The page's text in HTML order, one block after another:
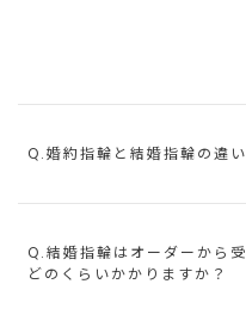
Q.婚約指輪と結婚指輪の違
Q.結婚指輪はオーダーから
どのくらいかかりますか？